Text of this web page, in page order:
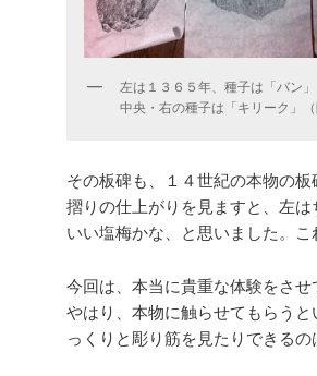
左は１３６５年、種子は「バン」
中央・右の種子は「キリーク」（
その板碑も、１４世紀の本物の
摺りの仕上がりを見ますと、左
いい塩梅かな、と思いました。
今回は、本当に貴重な体験をさせ
やはり、本物に触らせてもらう
っくりと彫り筋を見たりできるの